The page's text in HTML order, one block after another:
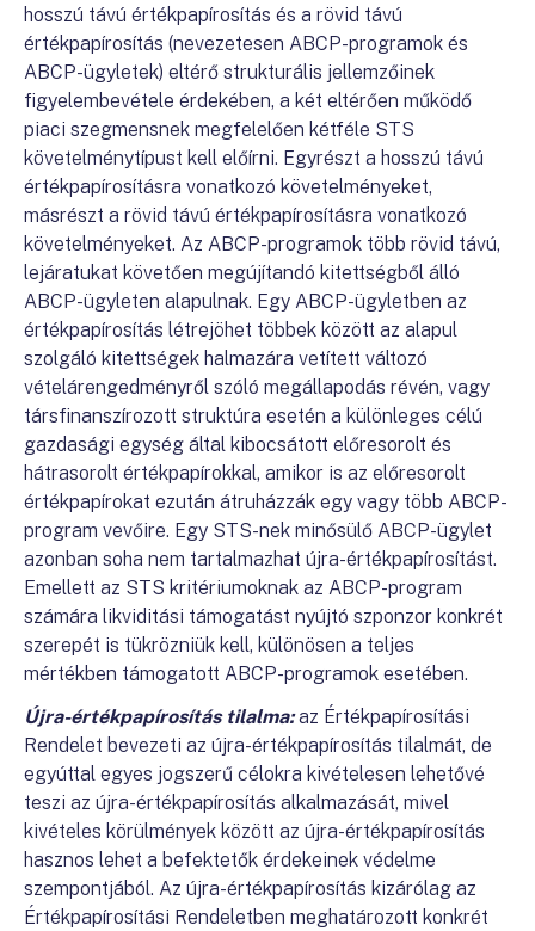
hosszú távú értékpapírosítás és a rövid távú
értékpapírosítás (nevezetesen ABCP-programok és
ABCP-ügyletek) eltérő strukturális jellemzőinek
figyelembevétele érdekében, a két eltérően működő
piaci szegmensnek megfelelően kétféle STS
követelménytípust kell előírni. Egyrészt a hosszú távú
értékpapírosításra vonatkozó követelményeket,
másrészt a rövid távú értékpapírosításra vonatkozó
követelményeket. Az ABCP-programok több rövid távú,
lejáratukat követően megújítandó kitettségből álló
ABCP-ügyleten alapulnak. Egy ABCP-ügyletben az
értékpapírosítás létrejöhet többek között az alapul
szolgáló kitettségek halmazára vetített változó
vételárengedményről szóló megállapodás révén, vagy
társfinanszírozott struktúra esetén a különleges célú
gazdasági egység által kibocsátott előresorolt és
hátrasorolt értékpapírokkal, amikor is az előresorolt
értékpapírokat ezután átruházzák egy vagy több ABCP-
program vevőire. Egy STS-nek minősülő ABCP-ügylet
azonban soha nem tartalmazhat újra-értékpapírosítást.
Emellett az STS kritériumoknak az ABCP-program
számára likviditási támogatást nyújtó szponzor konkrét
szerepét is tükrözniük kell, különösen a teljes
mértékben támogatott ABCP-programok esetében.
Újra-értékpapírosítás tilalma:az Értékpapírosítási
Rendelet bevezeti az újra-értékpapírosítás tilalmát, de
egyúttal egyes jogszerű célokra kivételesen lehetővé
teszi az újra-értékpapírosítás alkalmazását, mivel
kivételes körülmények között az újra-értékpapírosítás
hasznos lehet a befektetők érdekeinek védelme
szempontjából. Az újra-értékpapírosítás kizárólag az
Értékpapírosítási Rendeletben meghatározott konkrét